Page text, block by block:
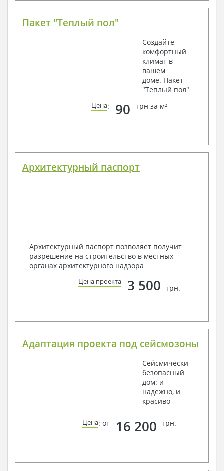
Пакет "Теплый пол"
Создайте
комфортный
климат в
вашем
доме. Пакет
"Теплый пол"
Цена: 90 грн за м²
Архитектурный паспорт
Архитектурный паспорт позволяет получит
разрешение на строительство в местных
органах архитектурного надзора
Цена проекта 3 500 грн.
Адаптация проекта под сейсмозоны
Сейсмически
безопасный
дом: и
надежно, и
красиво
Цена: от 16 200 грн.